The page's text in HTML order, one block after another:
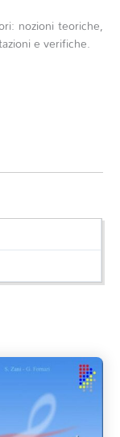
nozioni teoriche,
e verifiche.